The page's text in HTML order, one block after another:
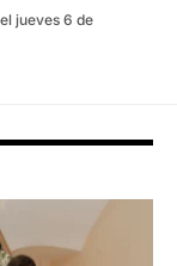
jueves 6 de